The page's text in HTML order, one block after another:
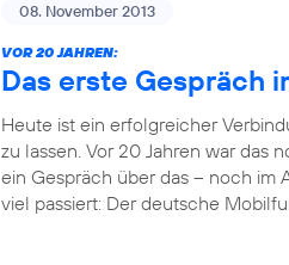
08. November 2013
VOR 20 JAHREN:
Das erste Gespräch
Heute ist ein erfolgreicher
zu lassen. Vor 20 Jahren war das
ein Gespräch über das – noch im
viel passiert: Der deutsche